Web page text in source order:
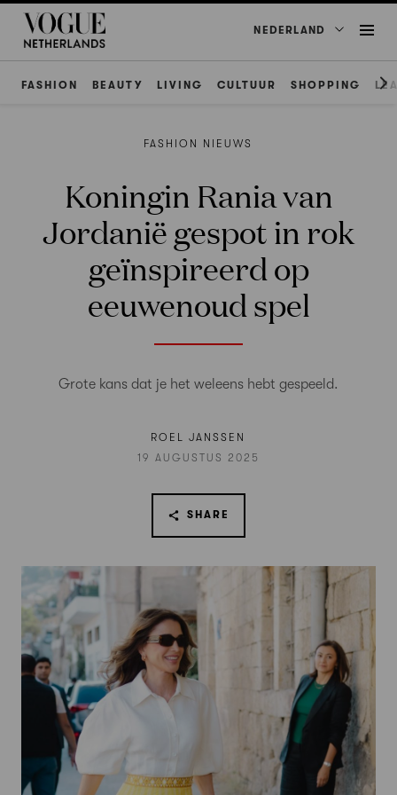
NEDERLAND
FASHION BEAUTY LIVING CULTUUR SHOPPING
FASHION NIEUWS
Koningin Rania van
Jordanië gespot in rok
geïnspireerd op
eeuwenoud spel
Grote kans dat je het weleens hebt gespeeld.
ROEL JANSSEN
19 AUGUSTUS 2025
SHARE